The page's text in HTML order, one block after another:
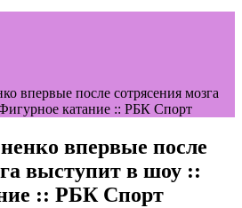
впервые после сотрясения мозга
катание :: РБК Спорт
впервые после
выступит в шоу ::
:: РБК Спорт